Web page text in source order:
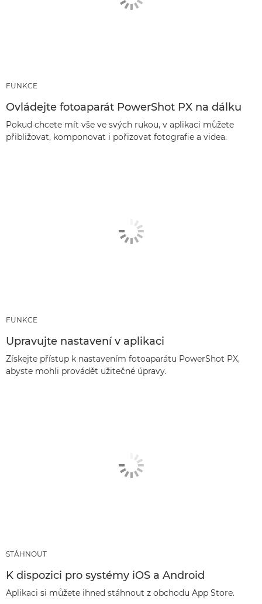
FUNKCE
Ovládejte fotoaparát PowerShot PX na dálku
Pokud chcete mít vše ve svých rukou, v aplikaci můžete
přibližovat, komponovat i pořizovat fotografie a videa.
FUNKCE
Upravujte nastavení v aplikaci
Získejte přístup k nastavením fotoaparátu PowerShot PX,
abyste mohli provádět užitečné úpravy.
STÁHNOUT
K dispozici pro systémy iOS a Android
Aplikaci si můžete ihned stáhnout z obchodu App Store.